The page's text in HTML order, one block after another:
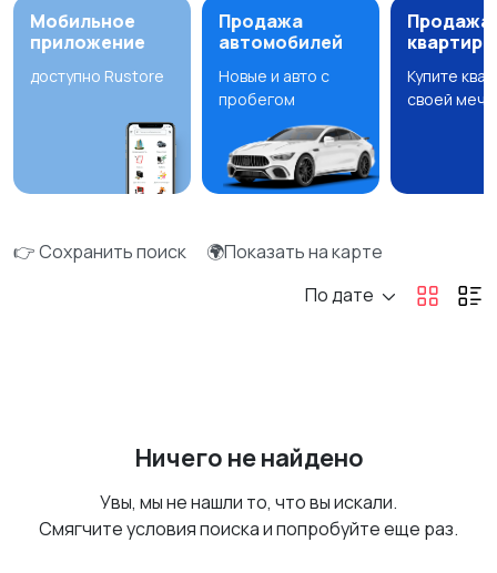
Мобильное
приложение
доступно Rustore
Продажа
автомобилей
Новые и авто с
пробегом
Продажа
квартир
Купите
своей
👉 Сохранить поиск
🌍Показать на карте
По дате
Ничего не найдено
Увы, мы не нашли то, что вы искали.
Смягчите условия поиска и попробуйте еще раз.